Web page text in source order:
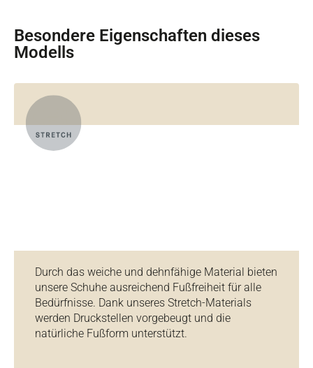
Besondere Eigenschaften dieses
Modells
Durch das weiche und dehnfähige Material bieten
unsere Schuhe ausreichend Fußfreiheit für alle
Bedürfnisse. Dank unseres Stretch-Materials
werden Druckstellen vorgebeugt und die
natürliche Fußform unterstützt.